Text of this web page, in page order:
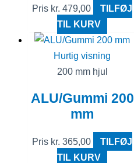
Pris kr. 479,00
TILFØJ
TIL KURV
Hurtig visning
200 mm hjul
ALU/Gummi 200
mm
Pris kr. 365,00
TILFØJ
TIL KURV